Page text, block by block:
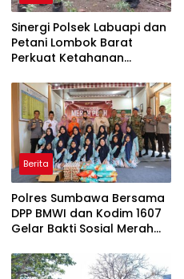
Sinergi Polsek Labuapi dan
Petani Lombok Barat
Perkuat Ketahanan
Berita
Polres Sumbawa Bersama
DPP BMWI dan Kodim 1607
Gelar Bakti Sosial Merah
Hidayatullah